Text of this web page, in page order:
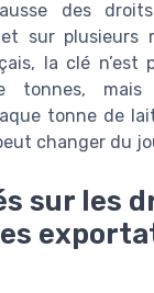
des
sur plusieurs
la clé n’est
tonnes,
tonne de
changer du
sur les